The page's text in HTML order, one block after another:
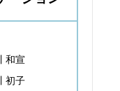
和宣
初子